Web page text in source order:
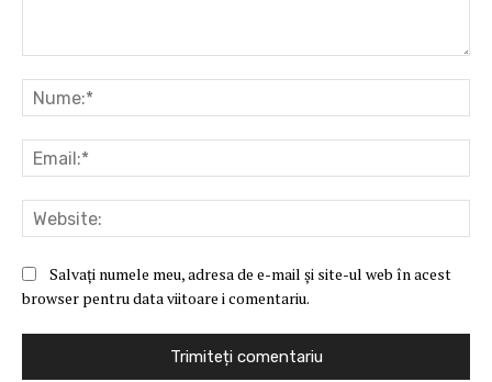
Salvați numele meu, adresa de e-mail și site-ul web în acest
browser pentru data viitoare i comentariu.